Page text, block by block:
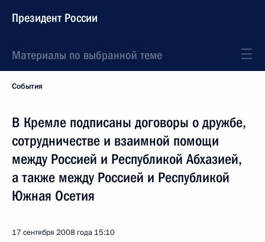
Президент России
Материалы по выбранной теме
События
В Кремле подписаны договоры о дружбе,
сотрудничестве и взаимной помощи
между Россией и Республикой Абхазией,
а также между Россией и Республикой
Южная Осетия
17 сентября 2008 года 15:10